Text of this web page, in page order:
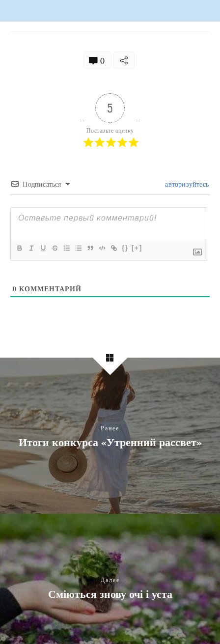
0
5
Поставьте оценку
Подписаться авторизуйтесь
{} [+]
0 КОММЕНТАРИЙ
Ранее
Итоги конкурса «Утренний рассвет»
Далее
Сміються знову очі і уста